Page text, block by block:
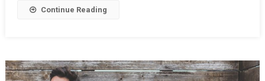
Continue Reading